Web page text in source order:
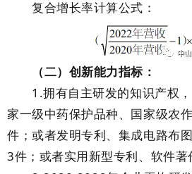
复合增长率计算公式：
（二）创新能力指标：
1.拥有自主研发的知识产权，
家一级中药保护品种、国家级农
件；或者发明专利、集成电路布
3件；或者实用新型专利、软件著